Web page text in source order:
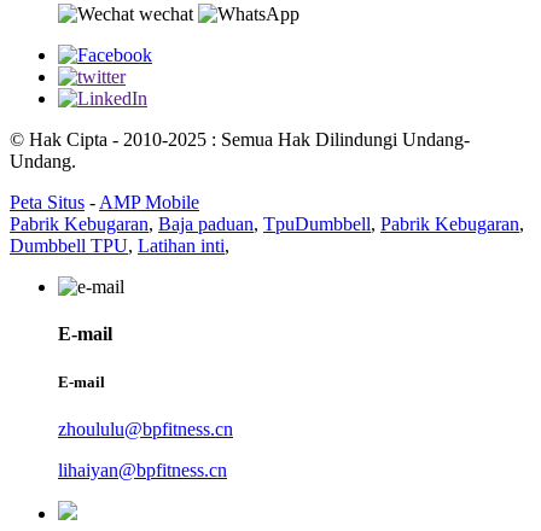
© Hak Cipta - 2010-2025 : Semua Hak Dilindungi Undang-
Undang.
Peta Situs - AMP Mobile
Pabrik Kebugaran, Baja paduan, TpuDumbbell, Pabrik Kebugaran,
Dumbbell TPU, Latihan inti,
E-mail
E-mail
zhoululu@bpfitness.cn
lihaiyan@bpfitness.cn